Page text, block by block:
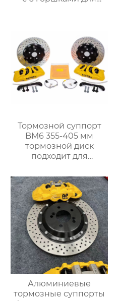
W2222 W205 A-B-C
класса 1998-2022
Тормозной суппорт
BM6 355-405 мм
тормозной диск
подходит для
дюймовых колес
Volkswagen Golf BMW
g, Mercedes-Benz Audi
Алюминиевые
тормозные суппорты